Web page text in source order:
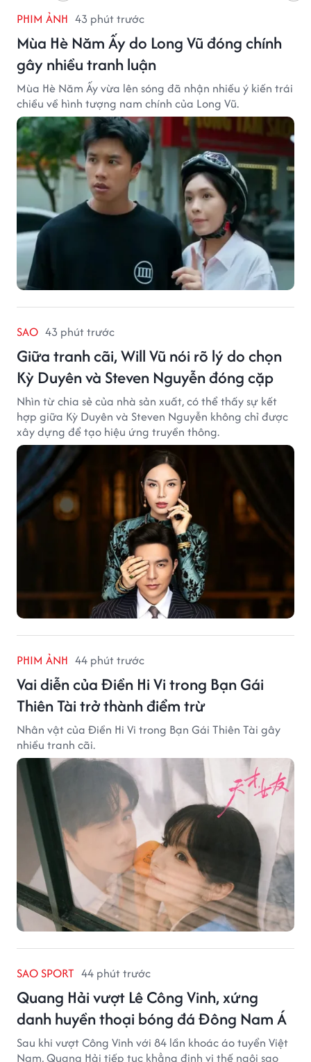
PHIM ẢNH 43 phút trước
Mùa Hè Năm Ấy do Long Vũ đóng chính
gây nhiều tranh luận
Mùa Hè Năm Ấy vừa lên sóng đã nhận nhiều ý kiến trái
chiều về hình tượng nam chính của Long Vũ.
SAO 43 phút trước
Giữa tranh cãi, Will Vũ nói rõ lý do chọn
Kỳ Duyên và Steven Nguyễn đóng cặp
Nhìn từ chia sẻ của nhà sản xuất, có thể thấy sự kết
hợp giữa Kỳ Duyên và Steven Nguyễn không chỉ được
xây dựng để tạo hiệu ứng truyền thông.
PHIM ẢNH 44 phút trước
Vai diễn của Điền Hi Vi trong Bạn Gái
Thiên Tài trở thành điểm trừ
Nhân vật của Điền Hi Vi trong Bạn Gái Thiên Tài gây
nhiều tranh cãi.
SAO SPORT 44 phút trước
Quang Hải vượt Lê Công Vinh, xứng
danh huyền thoại bóng đá Đông Nam Á
Sau khi vượt Công Vinh với 84 lần khoác áo tuyển Việt
Nam, Quang Hải tiếp tục khẳng định vị thế ngôi sao